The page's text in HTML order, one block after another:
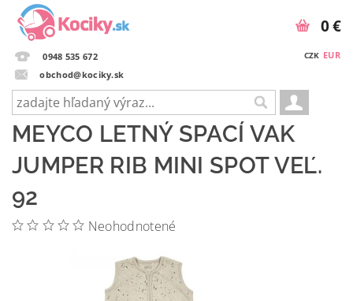
0948 535 672
obchod@kociky.sk
CZK EUR
0 €
MEYCO LETNÝ SPACÍ VAK
JUMPER RIB MINI SPOT VEĽ.
92
Neohodnotené